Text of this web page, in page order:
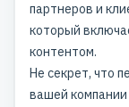
партнеров и
который
контентом.
Не секрет, что
вашей